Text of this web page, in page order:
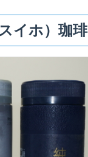
イホ）珈琲